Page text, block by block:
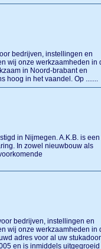
bedrijven, instellingen en
wij onze werkzaamheden in
in Noord-brabant en
hoog in het vaandel. Op .......
in Nijmegen. A.K.B. is een
In zowel nieuwbouw als
bedrijven, instellingen en
wij onze werkzaamheden in
adres voor al uw
en is inmiddels uitgegroeid